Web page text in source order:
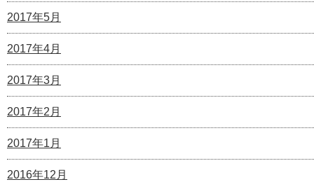
2017年5月
2017年4月
2017年3月
2017年2月
2017年1月
2016年12月